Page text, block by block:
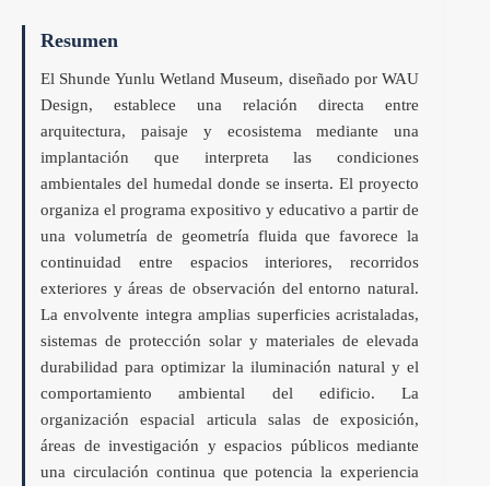
Resumen
El Shunde Yunlu Wetland Museum, diseñado por WAU
Design, establece una relación directa entre
arquitectura, paisaje y ecosistema mediante una
implantación que interpreta las condiciones
ambientales del humedal donde se inserta. El proyecto
organiza el programa expositivo y educativo a partir de
una volumetría de geometría fluida que favorece la
continuidad entre espacios interiores, recorridos
exteriores y áreas de observación del entorno natural.
La envolvente integra amplias superficies acristaladas,
sistemas de protección solar y materiales de elevada
durabilidad para optimizar la iluminación natural y el
comportamiento ambiental del edificio. La
organización espacial articula salas de exposición,
áreas de investigación y espacios públicos mediante
una circulación continua que potencia la experiencia